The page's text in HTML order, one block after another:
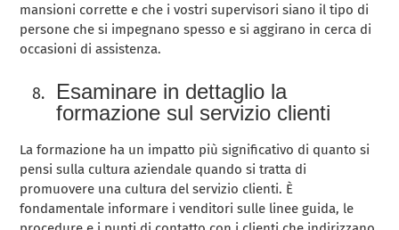
mansioni corrette e che i vostri supervisori siano il tipo di
persone che si impegnano spesso e si aggirano in cerca di
occasioni di assistenza.
Esaminare in dettaglio la
formazione sul servizio clienti
La formazione ha un impatto più significativo di quanto si
pensi sulla cultura aziendale quando si tratta di
promuovere una cultura del servizio clienti. È
fondamentale informare i venditori sulle linee guida, le